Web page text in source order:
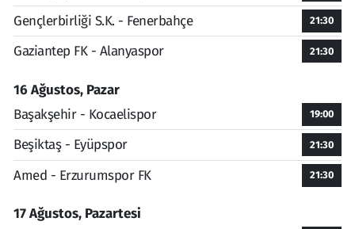
Gençlerbirliği S.K. - Fenerbahçe 21:30
Gaziantep FK - Alanyaspor 21:30
16 Ağustos, Pazar
Başakşehir - Kocaelispor
19:00
Beşiktaş - Eyüpspor 21:30
Amed - Erzurumspor FK 21:30
17 Ağustos, Pazartesi